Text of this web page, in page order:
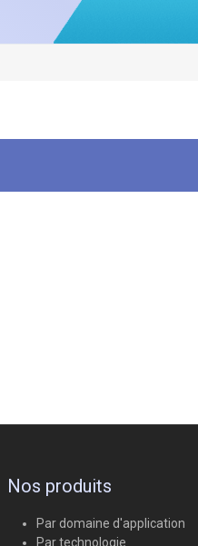
Nos produits
Par domaine d'application
Par technologie